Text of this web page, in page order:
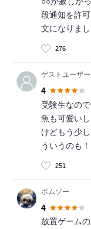
段通知を許
文になりま
276
ゲストユーザー
4
受験生なの
魚も可愛いし
けどもう少
ういうのも
251
ボムゾー
4
放置ゲーム